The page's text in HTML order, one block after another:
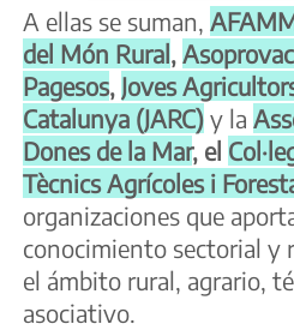
A ellas se suman,
del Món Rural ,
Pagesos, Joves
Catalunya (JARC) y la
Dones de la Mar, el
Tècnics Agrícoles i
organizaciones que
conocimiento sectorial y
el ámbito rural, agrario,
asociativo.